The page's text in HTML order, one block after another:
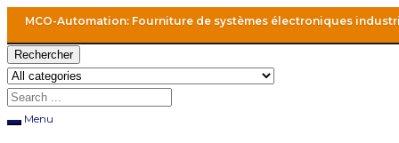
MCO-Automation: Fourniture de systèmes électroniques
Rechercher
Menu